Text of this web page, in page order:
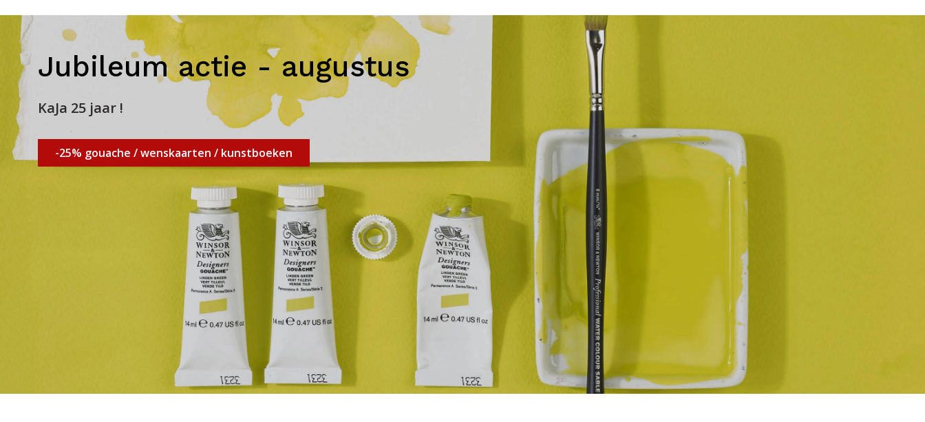
Jubileum actie - augustus
KaJa 25 jaar !
-25% gouache / wenskaarten / kunstboeken